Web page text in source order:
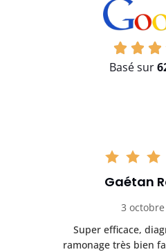
Basé sur
Gaétan
3
Super efficace,
ramonage très bien